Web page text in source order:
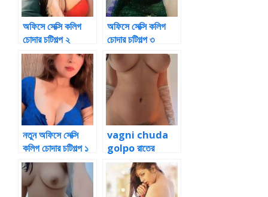
অফিসে সেক্সি কলিগ
চোদার চটিগল্প ২
অফিসে সেক্সি কলিগ
চোদার চটিগল্প ৩
নতুন অফিসে সেক্সি
কলিগ চোদার চটিগল্প ১
vagni chuda
golpo রাতের
অন্ধকারে মামা ভাগ্নির
খেলা ৫